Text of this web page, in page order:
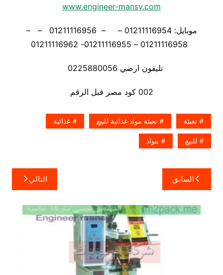
www.engineer-mansy.com
موبايل: 01211116954 – – 01211116956 – –
تليفون ارضي 0225880056
002 كود مصر قبل الرقم
تعبئة تعبئة مواد غذائية للبيع غذائية
للبيع مواد
تصفّح
المقالات
السابق التالي